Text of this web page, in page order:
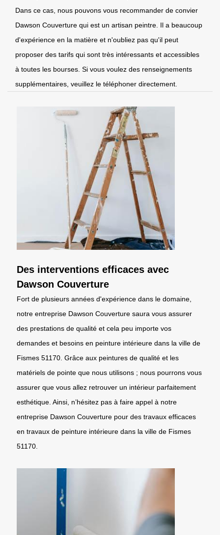
Dans ce cas, nous pouvons vous recommander de convier
Dawson Couverture qui est un artisan peintre. Il a beaucoup
d'expérience en la matière et n'oubliez pas qu'il peut
proposer des tarifs qui sont très intéressants et accessibles
à toutes les bourses. Si vous voulez des renseignements
supplémentaires, veuillez le téléphoner directement.
Des interventions efficaces avec
Dawson Couverture
Fort de plusieurs années d'expérience dans le domaine,
notre entreprise Dawson Couverture saura vous assurer
des prestations de qualité et cela peu importe vos
demandes et besoins en peinture intérieure dans la ville de
Fismes 51170. Grâce aux peintures de qualité et les
matériels de pointe que nous utilisons ; nous pourrons vous
assurer que vous allez retrouver un intérieur parfaitement
esthétique. Ainsi, n’hésitez pas à faire appel à notre
entreprise Dawson Couverture pour des travaux efficaces
en travaux de peinture intérieure dans la ville de Fismes
51170.